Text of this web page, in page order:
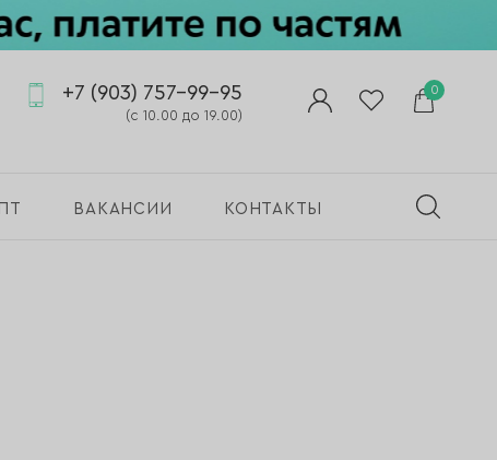
+7 (903) 757-99-95
(с 10.00 до 19.00)
0
ВАКАНСИИ КОНТАКТЫ